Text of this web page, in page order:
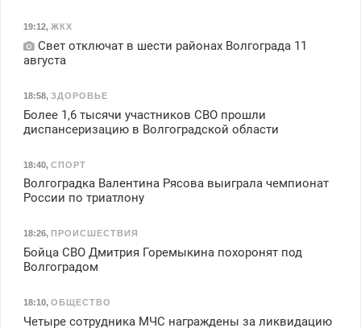
19:12, ЖКХ
Свет отключат в шести районах Волгограда 11
августа
18:58, ЗДОРОВЬЕ
Более 1,6 тысячи участников СВО прошли
диспансеризацию в Волгоградской области
18:40, СПОРТ
Волгоградка Валентина Рясова выиграла чемпионат
России по триатлону
18:26, ПРОИСШЕСТВИЯ
Бойца СВО Дмитрия Горемыкина похоронят под
Волгоградом
18:10, ОБЩЕСТВО
Четыре сотрудника МЧС награждены за ликвидацию